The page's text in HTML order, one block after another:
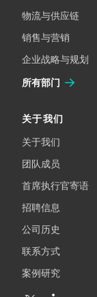
物流与供应链
销售与营销
企业战略与规划
所有部门
关于我们
关于我们
团队成员
首席执行官寄语
招聘信息
公司历史
联系方式
案例研究